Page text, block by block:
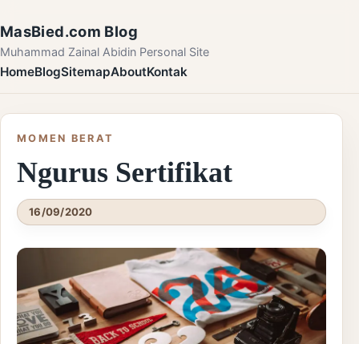
MasBied.com Blog
Muhammad Zainal Abidin Personal Site
HomeBlogSitemapAboutKontak
MOMEN BERAT
Ngurus Sertifikat
16/09/2020